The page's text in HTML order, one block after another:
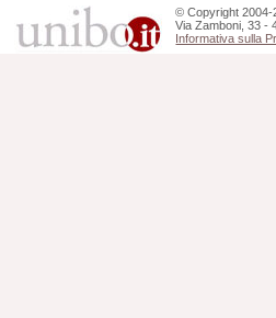
©Copyright 2004-
Via Zamboni, 33 -
Informativa sulla